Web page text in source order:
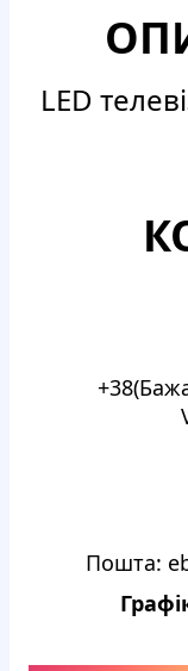
LED
Пошта: